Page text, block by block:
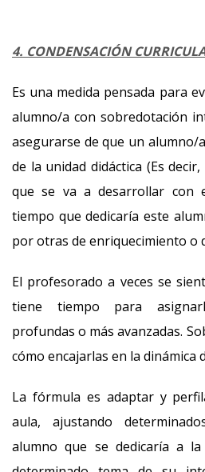
4. CONDENSACIÓN
Es una medida pensada para
alumno/a con sobredotación
asegurarse de que un alumno/
de la unidad didáctica (Es
que se va a desarrollar con
tiempo que dedicaría este
por otras de enriquecimiento o
El profesorado a veces se
tiene tiempo para
profundas o más avanzadas.
cómo encajarlas en la dinámica
La fórmula es adaptar y
aula, ajustando
alumno que se dedicaría a